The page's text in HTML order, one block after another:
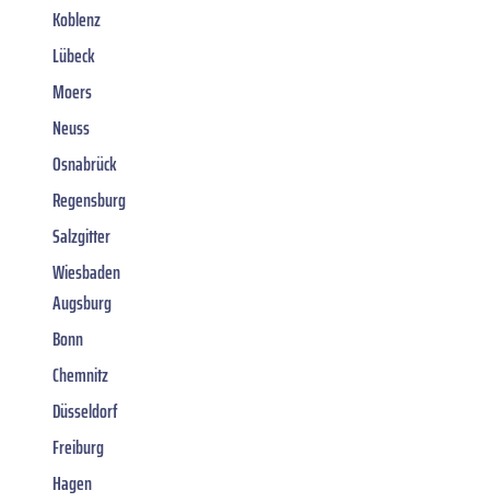
Koblenz
Lübeck
Moers
Neuss
Osnabrück
Regensburg
Salzgitter
Wiesbaden
Augsburg
Bonn
Chemnitz
Düsseldorf
Freiburg
Hagen